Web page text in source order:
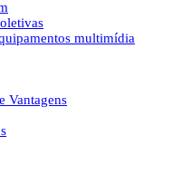
multimídia
Vantagens